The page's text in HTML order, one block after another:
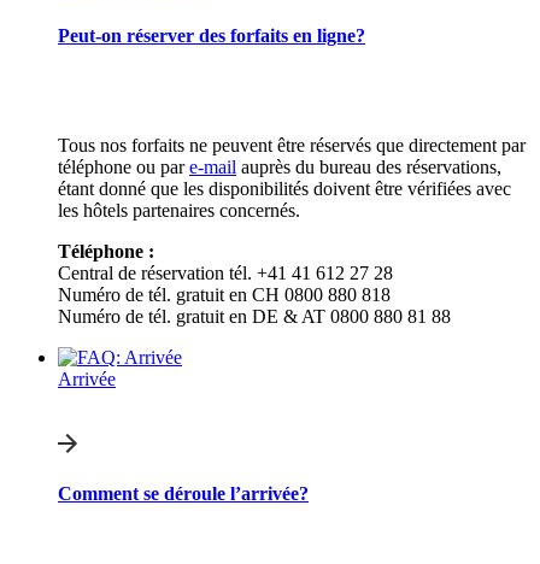
Peut-on réserver des forfaits en ligne?
Tous nos forfaits ne peuvent être réservés que directement par
téléphone ou pare-mail auprès du bureau des réservations,
étant donné que les disponibilités doivent être vérifiées avec
les hôtels partenaires concernés.
Téléphone :
Central de réservation tél. +41 41 612 27 28
Numéro de tél. gratuit en CH 0800 880 818
Numéro de tél. gratuit en DE & AT 0800 880 81 88
Arrivée
Comment se déroule l’arrivée?